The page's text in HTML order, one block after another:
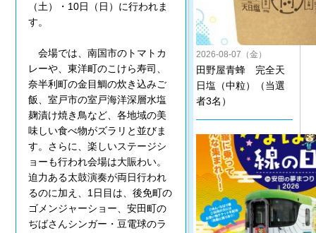
（土）・10日（日）に行われま
す。
会場では、南国市のトマトカ
レーや、東洋町のこけら寿司、
奈半利町の金目鯛の炊き込みご
飯、室戸市の室戸海洋深層水塩
麹漬け焼き鳥など、各地域の美
味しい食べ物がズラリと並びま
す。さらに、楽しいステージシ
ョーも行われ会場は大賑わい。
迫力ある太鼓演奏が両日行われ
るのに加え、1日目は、後免町の
ゴメンジャーショー、安田町の
ぢばさんシンガー・豆電球のラ
2026-08-07（金）
田野屋青蜂 完全天
日塩（中粒）（当選
者3名）